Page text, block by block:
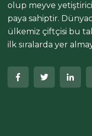
olup meyve
paya sahiptir.
ülkemiz çiftçisi bu
ilk sıralarda yer